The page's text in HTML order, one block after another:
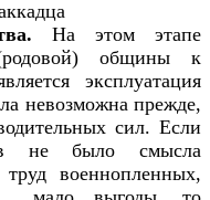
На этом этапе
общины к
эксплуатация
невозможна прежде,
сил. Если
не было смысла
труд военнопленных,